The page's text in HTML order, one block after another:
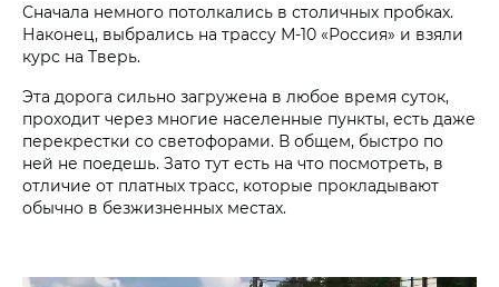
Сначала немного потолкались в столичных пробках.
Наконец, выбрались на трассу М-10 «Россия» и взяли
курс на Тверь.
Эта дорога сильно загружена в любое время суток,
проходит через многие населенные пункты, есть даже
перекрестки со светофорами. В общем, быстро по
ней не поедешь. Зато тут есть на что посмотреть, в
отличие от платных трасс, которые прокладывают
обычно в безжизненных местах.